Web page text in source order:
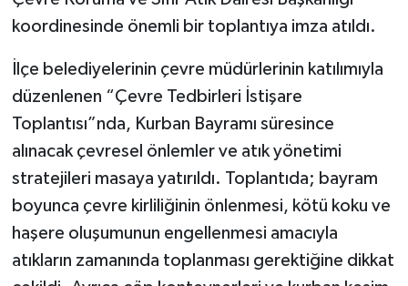
koordinesinde önemli bir toplantıya imza atıldı.
İlçe belediyelerinin çevre müdürlerinin katılımıyla
düzenlenen “Çevre Tedbirleri İstişare
Toplantısı”nda, Kurban Bayramı süresince
alınacak çevresel önlemler ve atık yönetimi
stratejileri masaya yatırıldı. Toplantıda; bayram
boyunca çevre kirliliğinin önlenmesi, kötü koku ve
haşere oluşumunun engellenmesi amacıyla
atıkların zamanında toplanması gerektiğine dikkat